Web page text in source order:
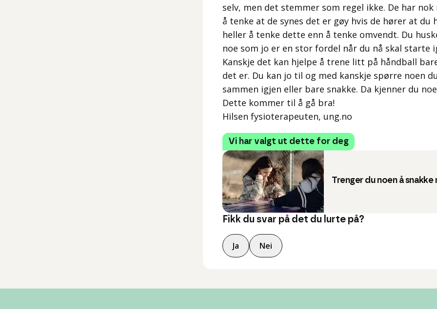
selv, men det stemmer som regel ikke. De har nok
å tenke at de synes det er gøy hvis de hører at du
heller å tenke dette enn å tenke omvendt. Du
noe som jo er en stor fordel når du nå skal starte
Kanskje det kan hjelpe å trene litt på håndball
det er. Du kan jo til og med kanskje spørre noen
sammen igjen eller bare snakke. Da kjenner du
Dette kommer til å gå bra!
Hilsen fysioterapeuten, ung.no
Vi har valgt ut dette for deg
Trenger du noen å snakke
Fikk du svar på det du lurte på?
Ja Nei